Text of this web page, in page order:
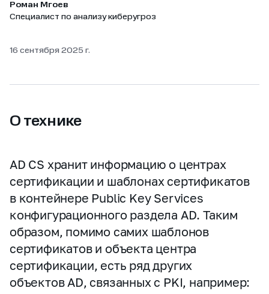
О технике
AD CS хранит информацию о центрах
сертификации и шаблонах сертификатов
в контейнере Public Key Services
конфигурационного раздела AD. Таким
образом, помимо самих шаблонов
сертификатов и объекта центра
сертификации, есть ряд других
объектов AD, связанных с PKI, например:
Роман Мгоев
Специалист по анализу киберугроз
16 сентября 2025 г.